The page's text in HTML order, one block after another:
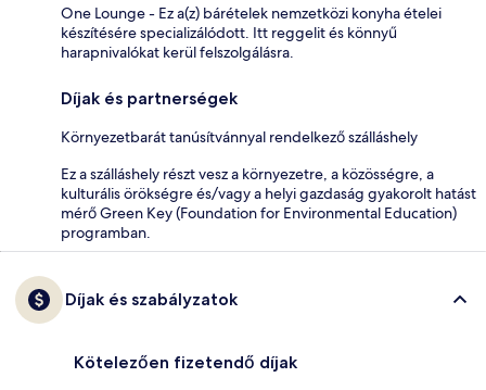
One Lounge - Ez a(z) bárételek nemzetközi konyha ételei
készítésére specializálódott. Itt reggelit és könnyű
harapnivalókat kerül felszolgálásra.
Díjak és partnerségek
Környezetbarát tanúsítvánnyal rendelkező szálláshely
Ez a szálláshely részt vesz a környezetre, a közösségre, a
kulturális örökségre és/vagy a helyi gazdaság gyakorolt hatást
mérő Green Key (Foundation for Environmental Education)
programban.
Díjak és szabályzatok
Kötelezően fizetendő díjak